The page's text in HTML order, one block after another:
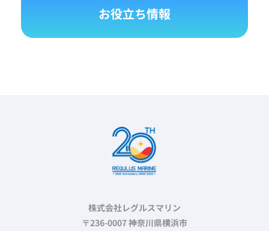
お役立ち情報
株式会社レグルスマリン
〒236-0007 神奈川県横浜市